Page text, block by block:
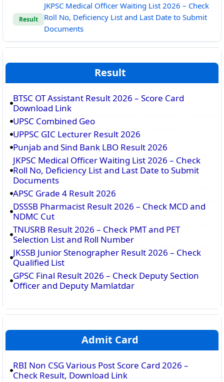
Result
JKPSC Medical Officer Waiting List 2026 – Check
Roll No, Deficiency List and Last Date to Submit
Documents
Result
BTSC OT Assistant Result 2026 – Score Card
Download Link
UPSC Combined Geo
UPPSC GIC Lecturer Result 2026
Punjab and Sind Bank LBO Result 2026
JKPSC Medical Officer Waiting List 2026 – Check
Roll No, Deficiency List and Last Date to Submit
Documents
APSC Grade 4 Result 2026
DSSSB Pharmacist Result 2026 – Check MCD and
NDMC Cut
TNUSRB Result 2026 – Check PMT and PET
Selection List and Roll Number
JKSSB Junior Stenographer Result 2026 – Check
Qualified List
GPSC Final Result 2026 – Check Deputy Section
Officer and Deputy Mamlatdar
Admit Card
RBI Non CSG Various Post Score Card 2026 –
Check Result, Download Link